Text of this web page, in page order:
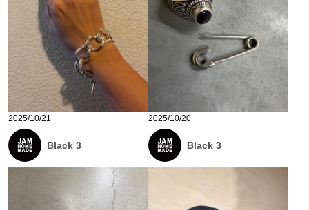
2025/10/21
Black 3
2025/10/20
Black 3